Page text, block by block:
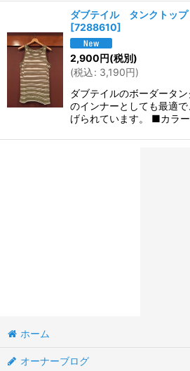
ダブテイル タンクトッ
[7288610]
2,900円(税別)
(税込: 3,190円)
ダブテイルのボーダータ
のインナーとしても最適
げられています。 ■カラ
ホーム
オーナーブログ